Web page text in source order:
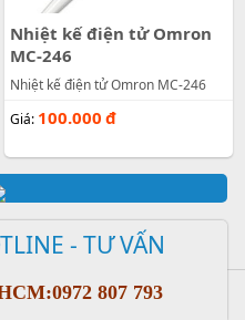
- TƯ VẤN
807 793
Nhiệt kế điện tử Omron
MC-246
Nhiệt kế điện tử Omron MC-246
Giá: 100.000 đ